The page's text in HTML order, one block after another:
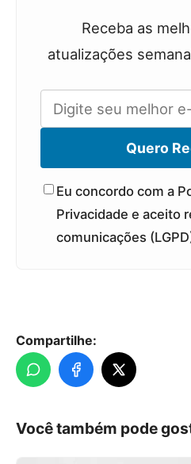
Receba as
atualizações
Quero
Eu concordo com a
Privacidade e aceito
comunicações
Compartilhe:
Você também pode